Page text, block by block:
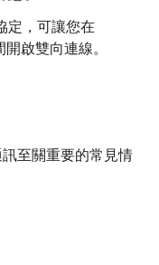
定，可讓您在
啟雙向連線。
至關重要的常見情